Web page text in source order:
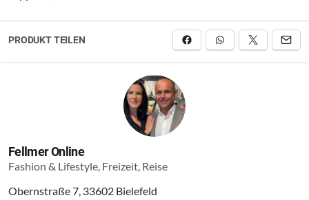
PRODUKT TEILEN
Fellmer Online
Fashion & Lifestyle, Freizeit, Reise
Obernstraße 7, 33602 Bielefeld